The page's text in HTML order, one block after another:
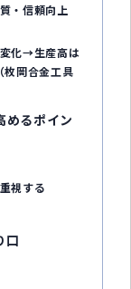
・信頼向上
化→生産高は
岡合金工具
めるポイン
視する
口